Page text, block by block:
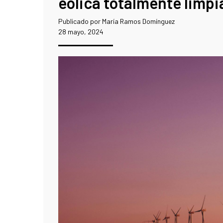
Publicado por María Ramos Domínguez
28 mayo, 2024